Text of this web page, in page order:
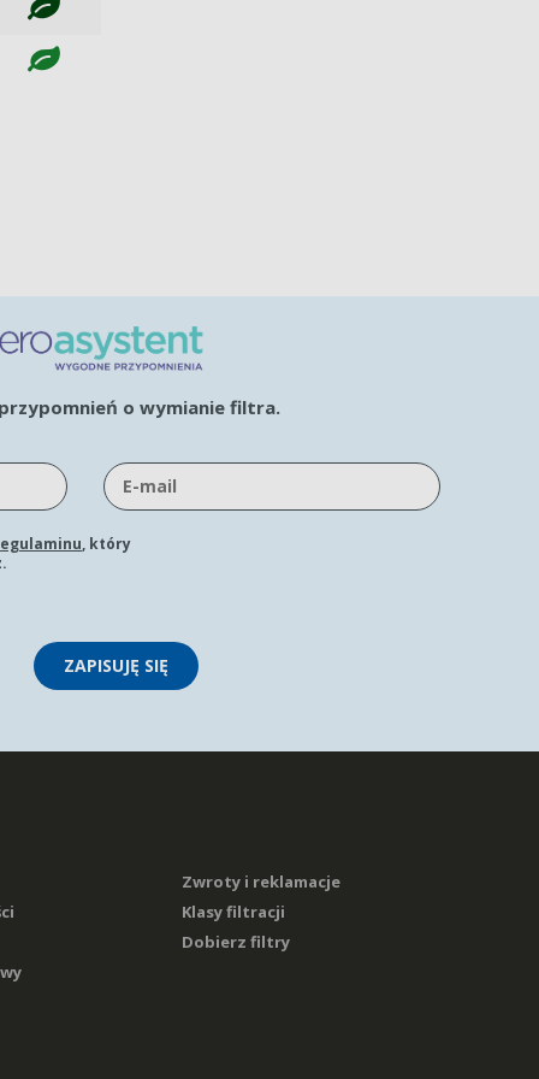
o wymianie filtra.
, który
ZAPISUJĘ SIĘ
Zwroty i reklamacje
Klasy filtracji
Dobierz filtry